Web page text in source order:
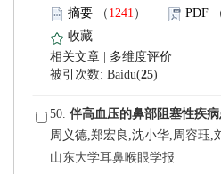
）
)
50.
周义德,郑宏良,沈小华,周容珏,
山东大学耳鼻喉眼学报